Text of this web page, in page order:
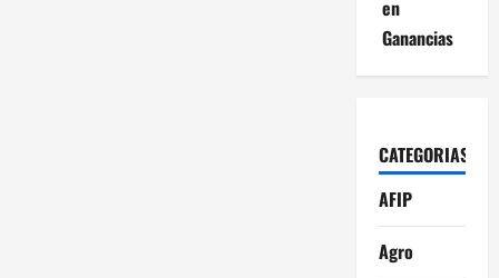
en
Ganancias
CATEGORIAS
AFIP
Agro